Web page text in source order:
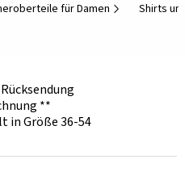
für Damen Shirts
**
in Größe 36-54